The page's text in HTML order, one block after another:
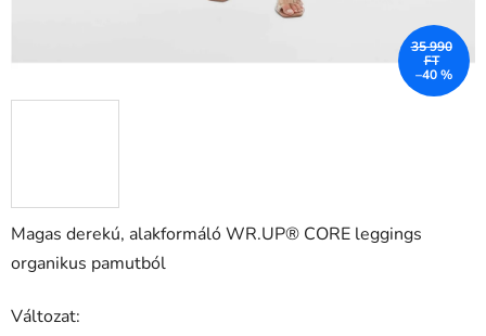
Magas derekú, alakformáló WR.UP® CORE leggings
organikus pamutból
Változat:
35 990
FT
–40 %